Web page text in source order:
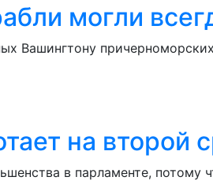
могли
Вашингтону
на второй
в парламенте,